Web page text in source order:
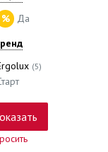
%
Да
(5)